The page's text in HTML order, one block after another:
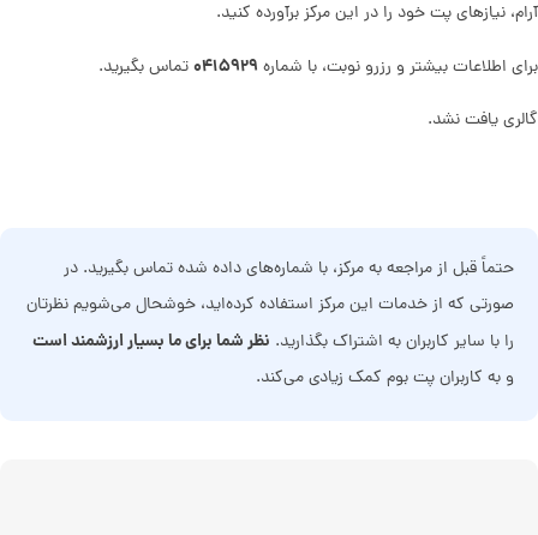
آرام، نیازهای پت خود را در این مرکز برآورده کنید.
برای اطلاعات بیشتر و رزرو نوبت، با شماره ۰۴۱۵۹۲۹تماس بگیرید.
گالری یافت نشد.
حتماً قبل از مراجعه به مرکز، با شماره‌های داده شده تماس بگیرید. در
صورتی که از خدمات این مرکز استفاده کرده‌اید، خوشحال می‌شویم نظرتان
را با سایر کاربران به اشتراک بگذارید. نظر شما برای ما بسیار ارزشمند است
و به کاربران پت بوم کمک زیادی می‌کند.